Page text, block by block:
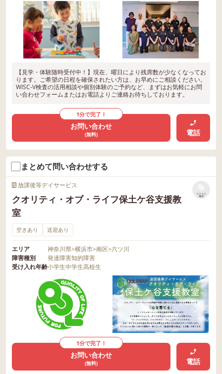
【見学・体験随時受付中！】現在、曜日により残席数が少なくなってお
ります。ご希望の日程を確保されたい方は、お早めにご相談ください。
WISC-V検査の活用相談や個別体験のご予約など、まずはお気軽にお問
い合わせフォームまたはお電話よりご連絡お待ちしております。
1分で完了！
お問い合わせ
(無料) 電話
まとめて問い合わせする
放課後等デイサービス
クオリティ・オブ・ライフ保土ケ谷支援教
室
リストに
保存
空きあり 送迎あり
エリア 神奈川県>横浜市>南区>六ツ川
障害種別
発達障害知的障害
受け入れ年齢小学生中学生高校生
1分で完了！
お問い合わせ
(無料) 電話